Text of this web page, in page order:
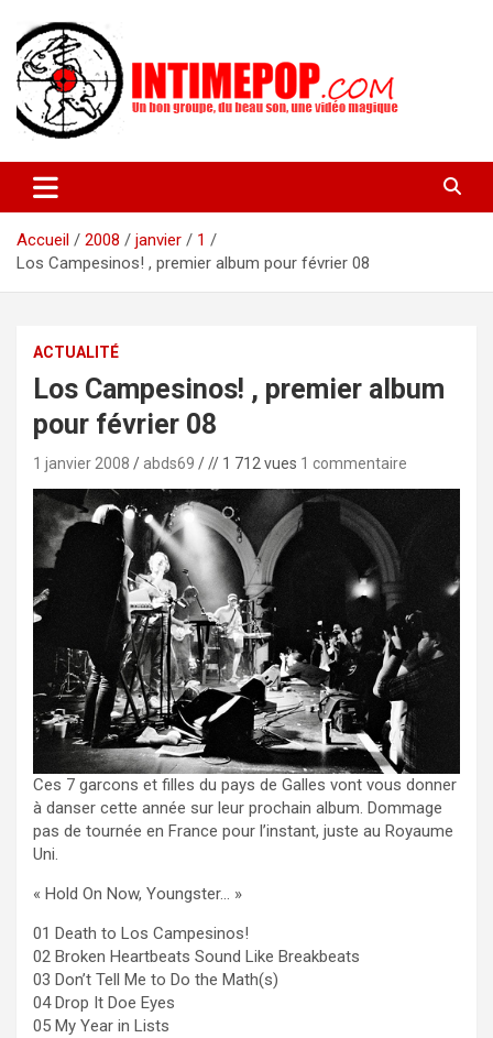
contenu
intimepop.com
actuelles pop rock, post-rock, indé sur Lyon. rock pop concert
lyon
Accueil
2008 janvier
1
Los Campesinos! , premier album pour février 08
ACTUALITÉ
Los Campesinos! , premier album
pour février 08
1 janvier 2008 abds69 // 1 712 vues 1 commentaire
Ces 7 garcons et filles du pays de Galles vont vous donner
à danser cette année sur leur prochain album. Dommage
pas de tournée en France pour l’instant, juste au Royaume
Uni.
« Hold On Now, Youngster… »
01 Death to Los Campesinos!
02 Broken Heartbeats Sound Like Breakbeats
03 Don’t Tell Me to Do the Math(s)
04 Drop It Doe Eyes
05 My Year in Lists